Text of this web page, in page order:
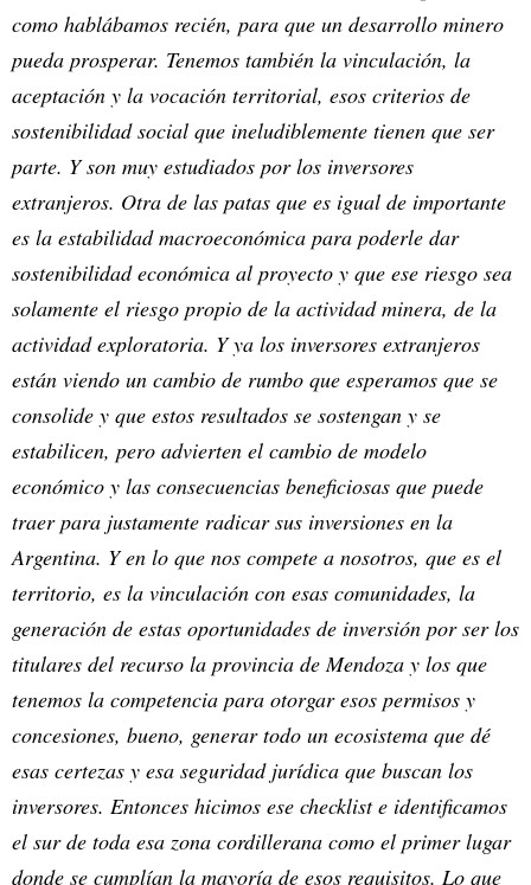
como hablábamos recién, para que un desarrollo minero
pueda prosperar. Tenemos también la vinculación, la
aceptación y la vocación territorial, esos criterios de
sostenibilidad social que ineludiblemente tienen que ser
parte. Y son muy estudiados por los inversores
extranjeros. Otra de las patas que es igual de importante
es la estabilidad macroeconómica para poderle dar
sostenibilidad económica al proyecto y que ese riesgo sea
solamente el riesgo propio de la actividad minera, de la
actividad exploratoria. Y ya los inversores extranjeros
están viendo un cambio de rumbo que esperamos que se
consolide y que estos resultados se sostengan y se
estabilicen, pero advierten el cambio de modelo
económico y las consecuencias beneficiosas que puede
traer para justamente radicar sus inversiones en la
Argentina. Y en lo que nos compete a nosotros, que es el
territorio, es la vinculación con esas comunidades, la
generación de estas oportunidades de inversión por ser los
titulares del recurso la provincia de Mendoza y los que
tenemos la competencia para otorgar esos permisos y
concesiones, bueno, generar todo un ecosistema que dé
esas certezas y esa seguridad jurídica que buscan los
inversores. Entonces hicimos ese checklist e identificamos
el sur de toda esa zona cordillerana como el primer lugar
donde se cumplían la mayoría de esos requisitos. Lo que